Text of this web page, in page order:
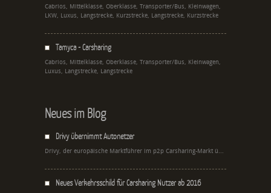
Cabrios, Mittelklasse, Oberklasse, Transporter/Bus, Kleinwagen,
LKW, Luxus, Langstrecke, Kurzstrecke, Langstrecke, Kurzstrecke
Tamyca - Carsharing
Cabrios, Mittelklasse, Oberklasse, Transporter/Bus, Kleinwagen,
Luxus, Langstrecke, Langstrecke
Neues im Blog
Drivy übernimmt Autonetzer
Drivy, der europäische Marktführer im p2p Carsharing-Markt ü...
Neues Verkehrsschild für Carsharing Nutzer ab 2016